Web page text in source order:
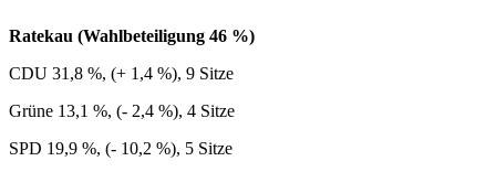
Ratekau (Wahlbeteiligung 46 %)
CDU 31,8 %, (+ 1,4 %), 9 Sitze
Grüne 13,1 %, (- 2,4 %), 4 Sitze
SPD 19,9 %, (- 10,2 %), 5 Sitze